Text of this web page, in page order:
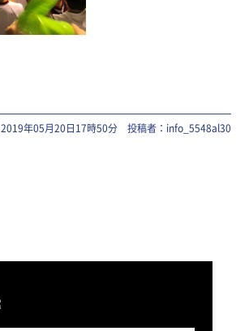
2019年05月20日17時50分 投稿者：info_5548al30